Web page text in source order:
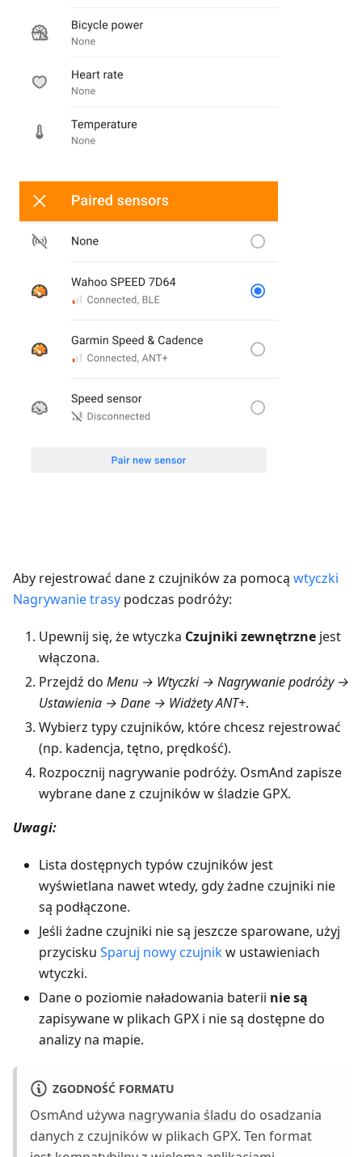
Aby rejestrować dane z czujników za pomocą wtyczki
Nagrywanie trasy podczas podróży:
Upewnij się, że wtyczka Czujniki zewnętrzne jest
włączona.
Przejdź do Menu → Wtyczki → Nagrywanie podróży →
Ustawienia → Dane → Widżety ANT+.
Wybierz typy czujników, które chcesz rejestrować
(np. kadencja, tętno, prędkość).
Rozpocznij nagrywanie podróży. OsmAnd zapisze
wybrane dane z czujników w śladzie GPX.
Uwagi:
Lista dostępnych typów czujników jest
wyświetlana nawet wtedy, gdy żadne czujniki nie
są podłączone.
Jeśli żadne czujniki nie są jeszcze sparowane, użyj
przycisku Sparuj nowy czujnikw ustawieniach
wtyczki.
Dane o poziomie naładowania baterii nie są
zapisywane w plikach GPX i nie są dostępne do
analizy na mapie.
ZGODNOŚĆ FORMATU
OsmAnd używa nagrywania śladu do osadzania
danych z czujników w plikach GPX. Ten format